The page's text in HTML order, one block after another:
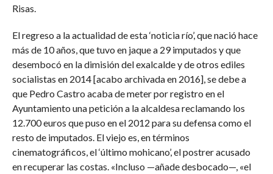
Risas.
El regreso a la actualidad de esta ‘noticia río’, que nació hace
más de 10 años, que tuvo en jaque a 29 imputados y que
desembocó en la dimisión del exalcalde y de otros ediles
socialistas en 2014 [acabo archivada en 2016], se debe a
que Pedro Castro acaba de meter por registro en el
Ayuntamiento una petición a la alcaldesa reclamando los
12.700 euros que puso en el 2012 para su defensa como el
resto de imputados. El viejo es, en términos
cinematográficos, el ‘último mohicano’, el postrer acusado
en recuperar las costas. «Incluso —añade desbocado—, «el